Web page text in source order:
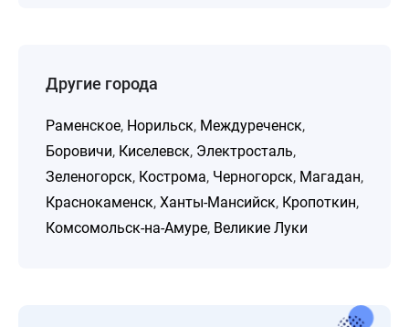
Другие города
Раменское, Норильск, Междуреченск,
Боровичи, Киселевск, Электросталь,
Зеленогорск, Кострома, Черногорск, Магадан,
Краснокаменск, Ханты-Мансийск, Кропоткин,
Комсомольск-на-Амуре, Великие Луки